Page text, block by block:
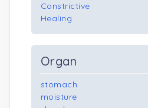
Constrictive
Healing
Organ
stomach
moisture